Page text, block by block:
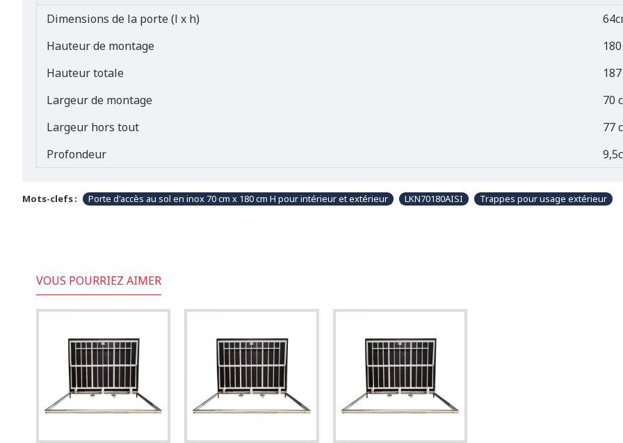
Dimensions de la porte (l x h)
Hauteur de montage
Hauteur totale
Largeur de montage
70
Largeur hors tout
77
Profondeur
Mots-clefs : Porte d'accès au sol en inox 70 cm x 180 cm H pour intérieur et extérieur LKN70180AISI Trappes pour usage extérieur
VOUS POURRIEZ AIMER